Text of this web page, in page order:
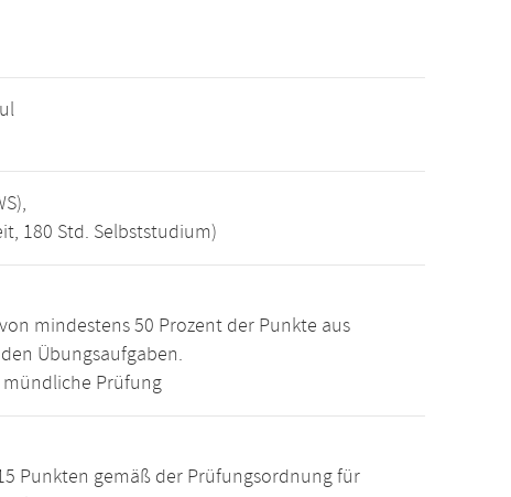
180 Std. Selbststudium)
mindestens 50 Prozent der Punkte aus
Übungsaufgaben.
Prüfung
Punkten gemäß der Prüfungsordnung für